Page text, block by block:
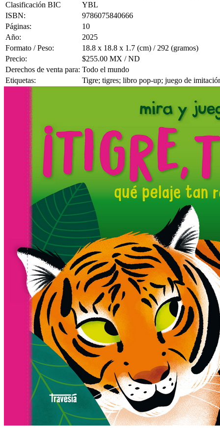
Clasificación BIC
YBL
ISBN:
9786075840666
Páginas:
10
Año:
2025
Formato / Peso:
18.8 x 18.8 x 1.7 (cm) / 292 (gramos)
Precio:
$255.00 MX / ND
Derechos de venta para: Todo el mundo
Etiquetas:
Tigre; tigres; libro pop-up; juego de